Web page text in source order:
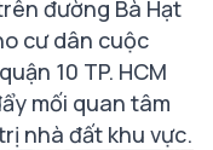
đường Bà Hạt
cư dân cuộc
10 TP. HCM
mối quan tâm
nhà đất khu vực.